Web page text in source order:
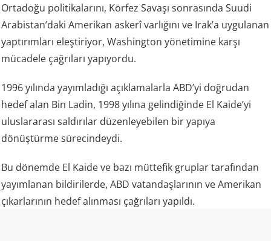
Ortadoğu politikalarını, Körfez Savaşı sonrasında Suudi
Arabistan’daki Amerikan askerî varlığını ve Irak’a uygulanan
yaptırımları eleştiriyor, Washington yönetimine karşı
mücadele çağrıları yapıyordu.
1996 yılında yayımladığı açıklamalarla ABD’yi doğrudan
hedef alan Bin Ladin, 1998 yılına gelindiğinde El Kaide’yi
uluslararası saldırılar düzenleyebilen bir yapıya
dönüştürme sürecindeydi.
Bu dönemde El Kaide ve bazı müttefik gruplar tarafından
yayımlanan bildirilerde, ABD vatandaşlarının ve Amerikan
çıkarlarının hedef alınması çağrıları yapıldı.